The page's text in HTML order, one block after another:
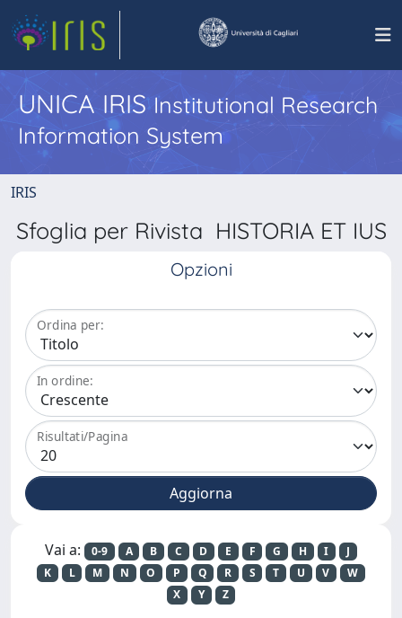
UNICA IRISInstitutional Research
Information System
IRIS
Sfoglia per Rivista HISTORIA ET IUS
Opzioni
Ordina per:
In ordine:
Risultati/Pagina
Vai a: 0-9 A B C D E F G H I
J
K
L M N O P Q R S T U V
W
X
Y Z